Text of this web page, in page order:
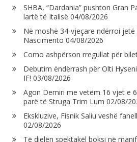
SHBA, “Dardania” pushton Gran
lartë të Italisë 04/08/2026
Në moshë 34-vjeçare ndërroi jetë
Nascimento 04/08/2026
Como ashpërson rregullat për
Debutim ëndërrash për Olti
IF! 03/08/2026
Agon Demiri me vetëm 16 vjet e
parë të Struga Trim Lum 02/08/
Ekskluzive, Fisnik Saliu veshë
02/08/2026
Të dielën spektakël boksi në